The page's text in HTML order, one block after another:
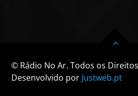
© Rádio No Ar. Todos os
Desenvolvido por Justweb.pt